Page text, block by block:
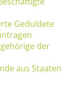
Geduldete
der
aus Staaten